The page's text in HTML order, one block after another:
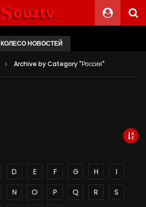
КОЛЕСО НОВОСТЕЙ
Archive by Category "Россия"
D E F G H
I
N O P Q R
S